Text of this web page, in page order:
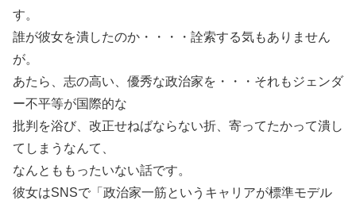
す。
誰が彼女を潰したのか・・・・詮索する気もありません
が。
あたら、志の高い、優秀な政治家を・・・それもジェンダ
ー不平等が国際的な
批判を浴び、改正せねばならない折、寄ってたかって潰し
てしまうなんて、
なんとももったいない話です。
彼女はSNSで「政治家一筋というキャリアが標準モデル